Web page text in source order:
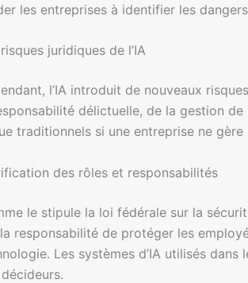
les entreprises à identifier les
juridiques de l’IA
l’IA introduit de nouveaux
délictuelle, de la gestion
traditionnels si une entreprise ne
des rôles et responsabilités
le stipule la loi fédérale sur la
responsabilité de protéger les
Les systèmes d’IA utilisés